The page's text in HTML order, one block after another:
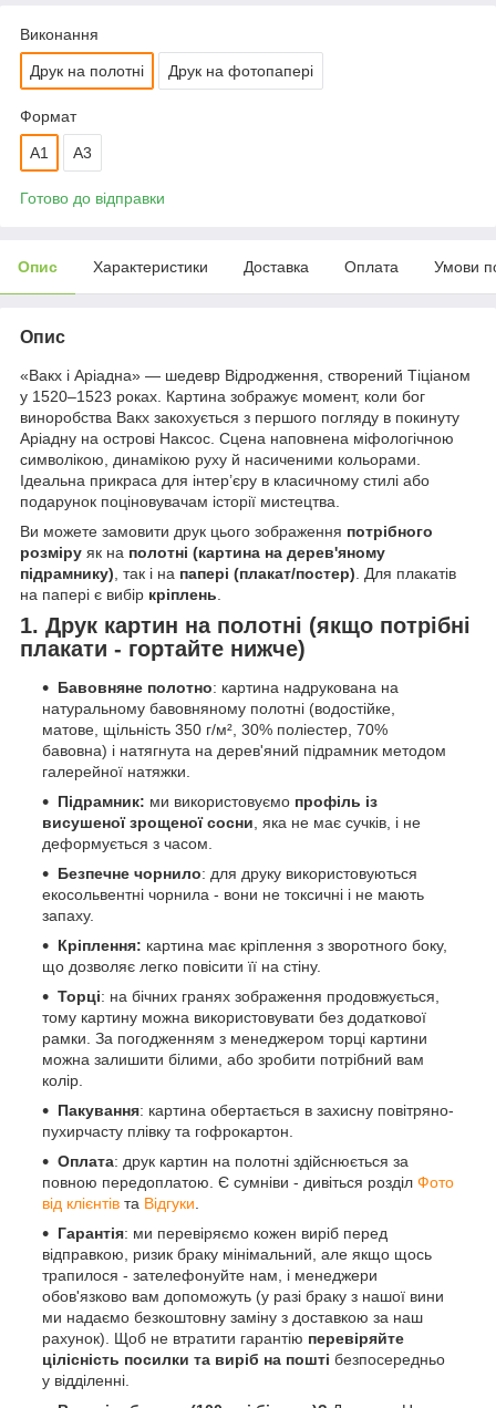
Виконання
Друк на полотні Друк на фотопапері
Формат
А1 A3
Готово до відправки
Опис Характеристики Доставка Оплата Умови
Опис
«Вакх і Аріадна» — шедевр Відродження, створений Тіціаном
у 1520–1523 роках. Картина зображує момент, коли бог
виноробства Вакх закохується з першого погляду в покинуту
Аріадну на острові Наксос. Сцена наповнена міфологічною
символікою, динамікою руху й насиченими кольорами.
Ідеальна прикраса для інтер’єру в класичному стилі або
подарунок поціновувачам історії мистецтва.
Ви можете замовити друк цього зображення потрібного
розміру як на полотні (картина на дерев'яному
підрамнику) , так і на папері (плакат/постер) . Для плакатів
на папері є вибір кріплень
1. Друк картин на полотні (якщо потрібні
плакати - гортайте нижче)
Бавовняне полотно: картина надрукована на
натуральному бавовняному полотні (водостійке,
матове, щільність 350 г/м², 30% поліестер, 70%
бавовна) і натягнута на дерев'яний підрамник методом
галерейної натяжки.
Підрамник: ми використовуємо профіль із
висушеної зрощеної сосни, яка не має сучків, і не
деформується з часом.
Безпечне чорнило: для друку використовуються
екосольвентні чорнила - вони не токсичні і не мають
запаху.
Кріплення: картина має кріплення з зворотного боку,
що дозволяє легко повісити її на стіну.
Торці: на бічних гранях зображення продовжується,
тому картину можна використовувати без додаткової
рамки. За погодженням з менеджером торці картини
можна залишити білими, або зробити потрібний вам
колір.
Пакування: картина обертається в захисну повітряно-
пухирчасту плівку та гофрокартон.
Оплата: друк картин на полотні здійснюється за
повною передоплатою. Є сумніви - дивіться розділ Фото
від клієнтів та Відгуки.
Гарантія: ми перевіряємо кожен виріб перед
відправкою, ризик браку мінімальний, але якщо щось
трапилося - зателефонуйте нам, і менеджери
обов'язково вам допоможуть (у разі браку з нашої вини
ми надаємо безкоштовну заміну з доставкою за наш
рахунок). Щоб не втратити гарантію перевіряйте
цілісність посилки та виріб на пошті безпосередньо
у відділенні.